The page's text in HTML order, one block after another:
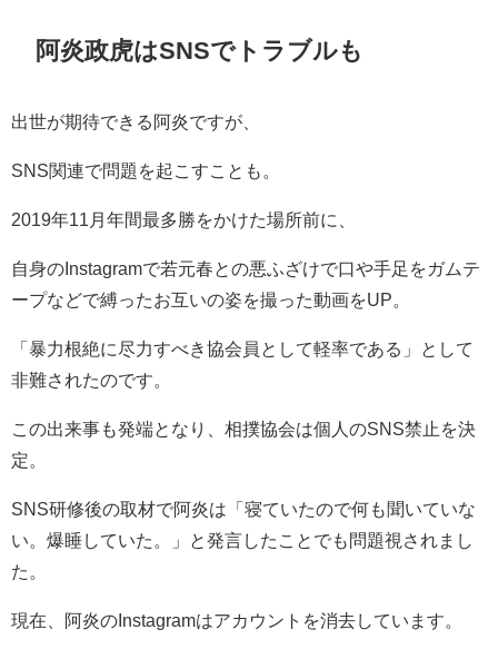
阿炎政虎はSNSでトラブルも
出世が期待できる阿炎ですが、
SNS関連で問題を起こすことも。
2019年11月年間最多勝をかけた場所前に、
自身のInstagramで若元春との悪ふざけで口や手足をガムテ
ープなどで縛ったお互いの姿を撮った動画をUP。
「暴力根絶に尽力すべき協会員として軽率である」として
非難されたのです。
この出来事も発端となり、相撲協会は個人のSNS禁止を決
定。
SNS研修後の取材で阿炎は「寝ていたので何も聞いていな
い。爆睡していた。」と発言したことでも問題視されまし
た。
現在、阿炎のInstagramはアカウントを消去しています。